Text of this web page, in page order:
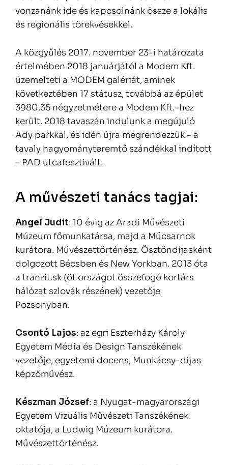
vonzanánk ide és kapcsolnánk össze a lokális
és regionális törekvésekkel.
A közgyűlés 2017. november 23-i határozata
értelmében 2018 januárjától a Modem Kft.
üzemelteti a MODEM galériát, aminek
következtében 17 státusz, továbbá az épület
3980,35 négyzetmétere a Modem Kft.-hez
került. 2018 tavaszán indulunk a megújuló
Ady parkkal, és idén újra megrendezzük – a
tavaly hagyományteremtő szándékkal indított
– PAD utcafesztivált.
A művészeti tanács tagjai:
Angel Judit: 10 évig az Aradi Művészeti
Múzeum főmunkatársa, majd a Műcsarnok
kurátora. Művészettörténész. Ösztöndíjasként
dolgozott Bécsben és New Yorkban. 2013 óta
a tranzit.sk (öt országot összefogó kortárs
hálózat szlovák részének) vezetője
Pozsonyban.
Csontó Lajos: az egri Eszterházy Károly
Egyetem Média és Design Tanszékének
vezetője, egyetemi docens, Munkácsy-díjas
képzőművész.
Készman József: a Nyugat-magyarországi
Egyetem Vizuális Művészeti Tanszékének
oktatója, a Ludwig Múzeum kurátora.
Művészettörténész.